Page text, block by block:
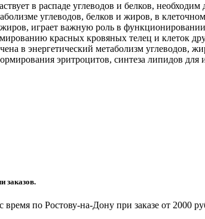
в распаде углеводов и белков,
углеводов, белков и жиров, в
играет важную роль в
красных кровяных телец и клеток
в энергетический метаболизм углеводов,
эритроцитов, синтеза липидов
заказов.
время по Ростову-на-Дону при заказе от 2000